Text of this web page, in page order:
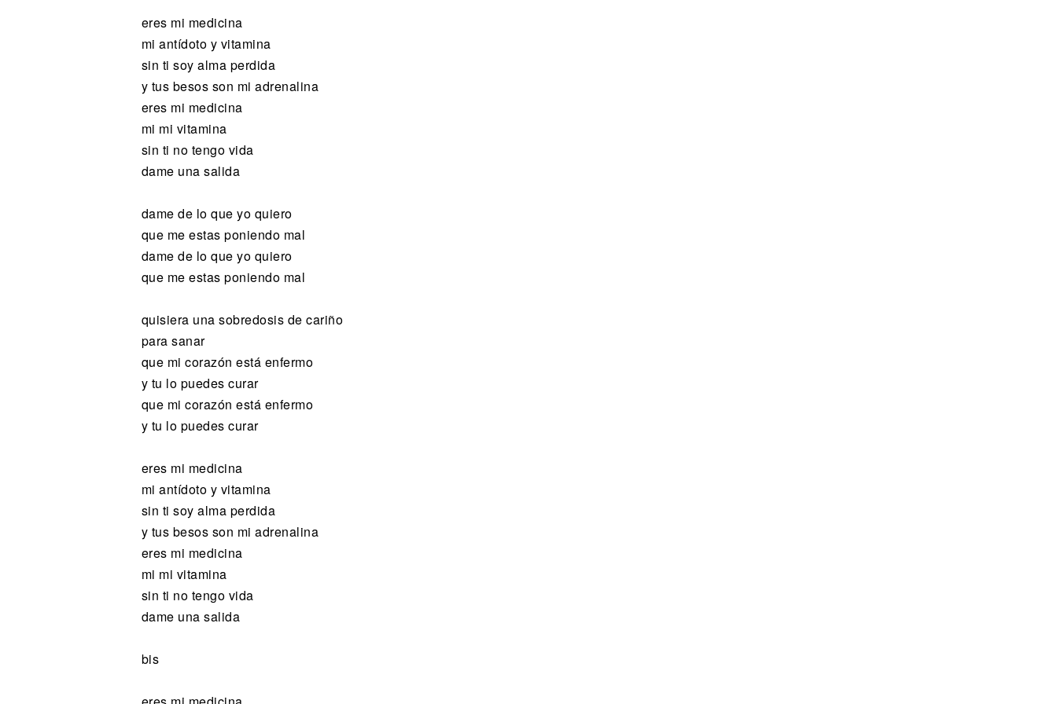
eres mi medicina
mi antídoto y vitamina
sin ti soy alma perdida
y tus besos son mi adrenalina
eres mi medicina
mi mi vitamina
sin ti no tengo vida
dame una salida
dame de lo que yo quiero
que me estas poniendo mal
dame de lo que yo quiero
que me estas poniendo mal
quisiera una sobredosis de cariño
para sanar
que mi corazón está enfermo
y tu lo puedes curar
que mi corazón está enfermo
y tu lo puedes curar
eres mi medicina
mi antídoto y vitamina
sin ti soy alma perdida
y tus besos son mi adrenalina
eres mi medicina
mi mi vitamina
sin ti no tengo vida
dame una salida
bis